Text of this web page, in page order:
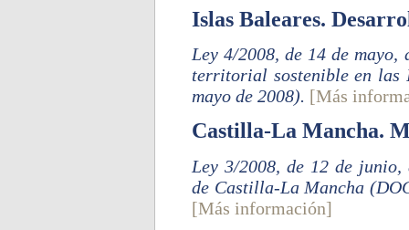
Islas Baleares.
Ley 4/2008, de 14 de
territorial sostenible en las
mayo de 2008). [Más
Castilla-La Mancha.
Ley 3/2008, de 12 de junio,
de Castilla-La Mancha
[Más información]